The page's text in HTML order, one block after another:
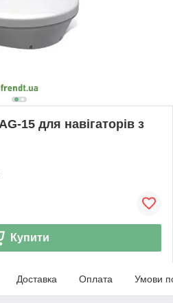
15 для навігаторів з
Купити
Доставка Оплата Умови